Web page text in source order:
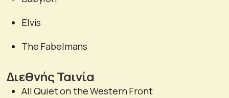
Elvis
The Fabelmans
Διεθνής Ταινία
All Quiet on the Western Front